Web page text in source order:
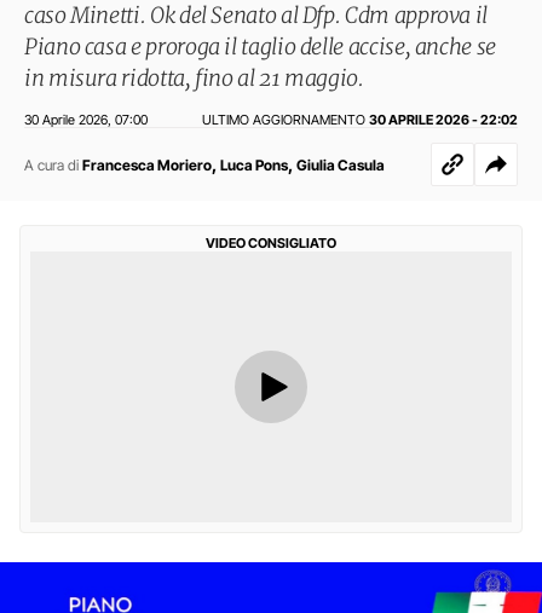
caso Minetti. Ok del Senato al Dfp. Cdm approva il
Piano casa e proroga il taglio delle accise, anche se
in misura ridotta, fino al 21 maggio.
30 Aprile 2026 07:00 ULTIMO AGGIORNAMENTO 30 APRILE 2026 - 22:02
A cura di Francesca Moriero, Luca Pons, Giulia Casula
VIDEO CONSIGLIATO